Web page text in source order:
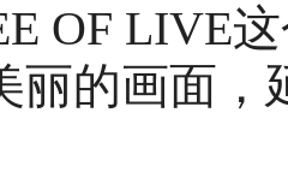
OF LIVE
丽的画面